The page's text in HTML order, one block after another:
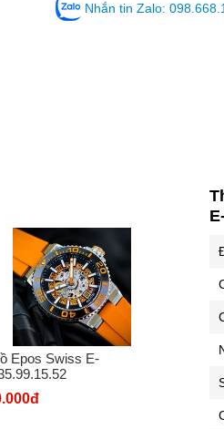
Nhắn tin Zalo:
Epos Swiss E-